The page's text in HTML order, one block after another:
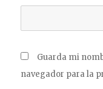
Guarda mi
navegador para la